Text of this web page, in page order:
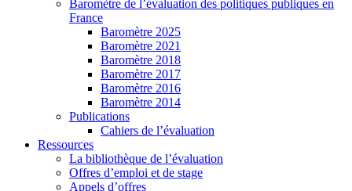
Baromètre de l’évaluation des politiques publiques en
France
Baromètre 2025
Baromètre 2021
Baromètre 2018
Baromètre 2017
Baromètre 2016
Baromètre 2014
Publications
Cahiers de l’évaluation
Ressources
La bibliothèque de l’évaluation
Offres d’emploi et de stage
Appels d’offres